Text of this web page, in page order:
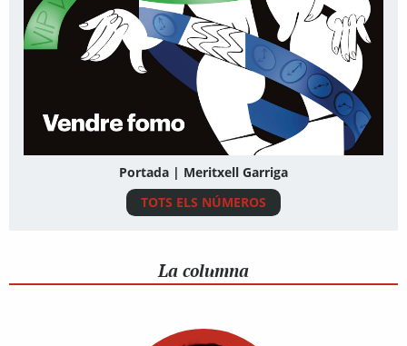
Portada | Meritxell Garriga
TOTS ELS NÚMEROS
La columna